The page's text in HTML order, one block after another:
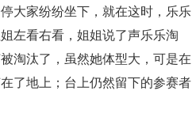
大家纷纷坐下，就在这时，乐乐
左看右看，姐姐说了声乐乐淘
淘汰了，虽然她体型大，可是在
了地上；台上仍然留下的参赛者